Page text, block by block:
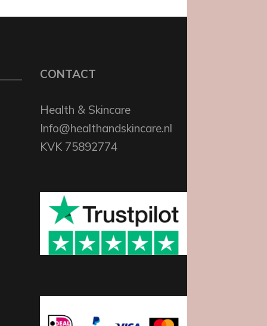
CONTACT
Health & Skincare
Info@healthandskincare.nl
KVK 75892774